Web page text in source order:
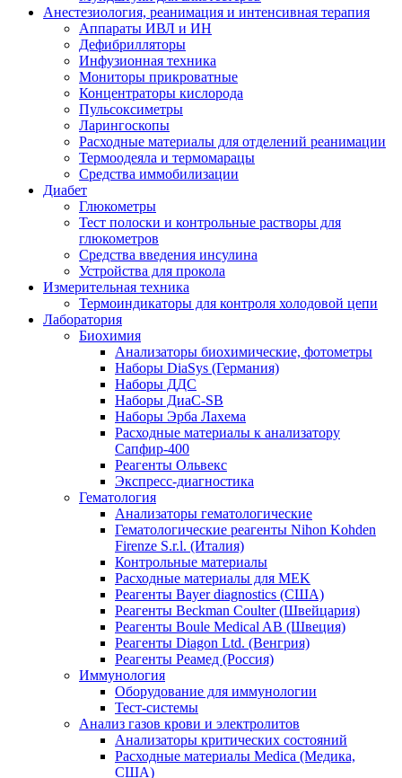
Анестезиология, реанимация и интенсивная терапия
Аппараты ИВЛ и ИН
Дефибрилляторы
Инфузионная техника
Мониторы прикроватные
Концентраторы кислорода
Пульсоксиметры
Ларингоскопы
Расходные материалы для отделений реанимации
Термоодеяла и термомарацы
Средства иммобилизации
Диабет
Глюкометры
Тест полоски и контрольные растворы для
глюкометров
Средства введения инсулина
Устройства для прокола
Измерительная техника
Термоиндикаторы для контроля холодовой цепи
Лаборатория
Биохимия
Анализаторы биохимические, фотометры
Наборы DiaSys (Германия)
Наборы ДДС
Наборы ДиаС-SB
Наборы Эрба Лахема
Расходные материалы к анализатору
Сапфир-400
Реагенты Ольвекс
Экспресс-диагностика
Гематология
Анализаторы гематологические
Гематологические реагенты Nihon Kohden
Firenze S.r.l. (Италия)
Контрольные материалы
Расходные материалы для MEK
Реагенты Bayer diagnostics (США)
Реагенты Beckman Coulter (Швейцария)
Реагенты Boule Medical AB (Швеция)
Реагенты Diagon Ltd. (Венгрия)
Реагенты Реамед (Россия)
Иммунология
Оборудование для иммунологии
Тест-системы
Анализ газов крови и электролитов
Анализаторы критических состояний
Расходные материалы Medica (Медика,
США)